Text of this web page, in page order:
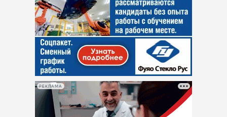
РЕКЛАМА